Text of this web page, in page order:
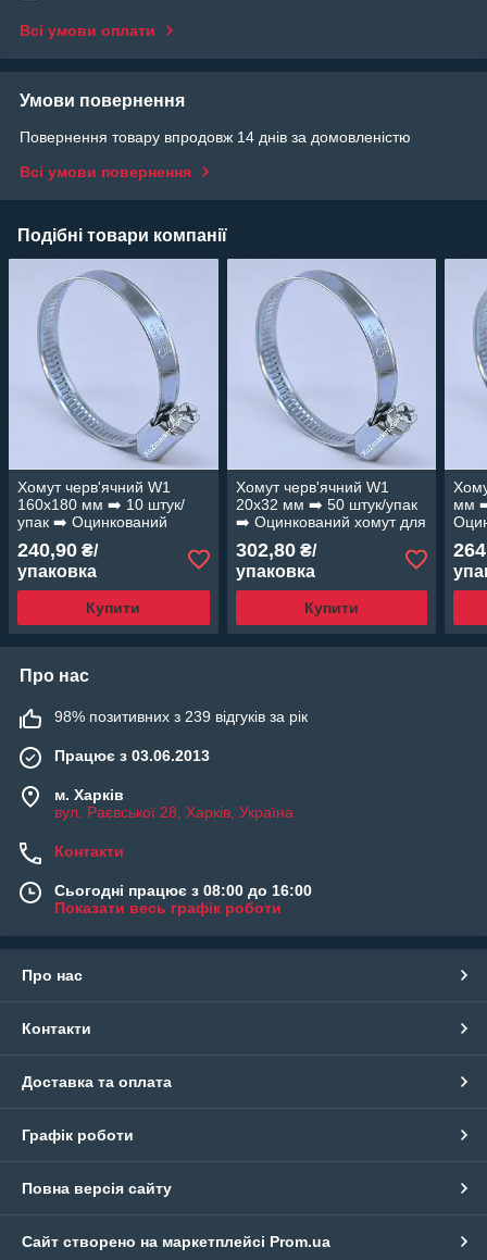
Всі умови оплати
Умови повернення
Повернення товару впродовж 14 днів за домовленістю
Всі умови повернення
Подібні товари компанії
Хомут черв'ячний W1
160х180 мм ➡️ 10 штук/
упак ➡️ Оцинкований
"OPTIMA"
240,90 ₴/
упаковка
Купити
Хомут черв'ячний W1
20х32 мм ➡️ 50 штук/упак
➡️ Оцинкований хомут для
302,80₴/
упаковка
Купити
мм
Про нас
98% позитивних з 239 відгуків за рік
Працює з 03.06.2013
м. Харків
вул. Раєвської 28, Харків, Україна
Контакти
Сьогодні працює з 08:00 до 16:00
Показати весь графік роботи
Про нас
Контакти
Доставка та оплата
Графік роботи
Повна версія сайту
Сайт створено на маркетплейсі Prom.ua